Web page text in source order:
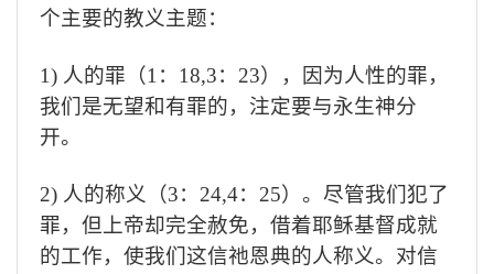
个主要的教义主题：
1) 人的罪（1 ： 18,3： 23），
因为人性的罪，
我们是无望和有罪的，注定要与永生神分
开。
2) 人的称义（3： 24,4： 25）。 尽管我们犯了
罪，但上帝却完全赦免，借着耶稣基督成就
的工作，使我们这信祂恩典的人称义。对信